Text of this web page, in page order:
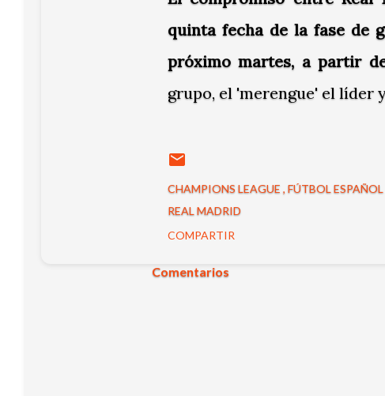
quinta fecha de la fase de
próximo martes, a partir
grupo, el 'merengue' el líder
CHAMPIONS LEAGUE FÚTBOL ESPAÑOL
REAL MADRID
COMPARTIR
Comentarios